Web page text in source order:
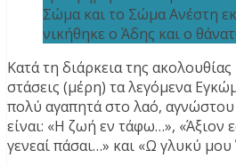
Σώμα και το Σώμα Ανέστη
νικήθηκε ο Άδης και ο
Κατά τη διάρκεια της
στάσεις (μέρη) τα λεγόμενα
πολύ αγαπητά στο λαό,
είναι: «Η ζωή εν τάφω…», «Άξιον
γενεαί πάσαι…» και «Ω γλυκύ